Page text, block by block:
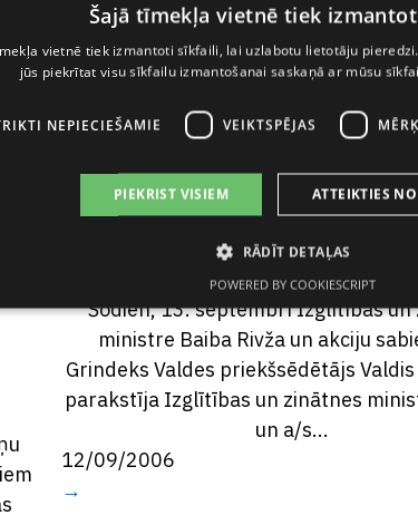
Izglītības
zinātnes
un a/s
paraksta
līgumu
Šodien, 13. septembrī Izglītības un
ministre Baiba Rivža un akciju
Grindeks Valdes priekšsēdētājs
parakstīja Izglītības un zinātnes
un a/s...
12/09/2006
→
Šajā tīmekļa vietnē tiek
vietnē tiek izmantoti sīkfaili, lai uzlabotu lietotāju
jūs piekrītat visu sīkfailu izmantošanai saskaņā ar mūsu
NEPIECIEŠAMIE VEIKTSPĒJAS
PIEKRIST VISIEM ATTEIKTIES
RĀDĪT DETAĻAS
POWERED BY COOKIESCRIPT